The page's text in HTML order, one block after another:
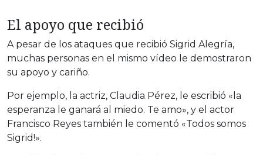
El apoyo que recibió
A pesar de los ataques que recibió Sigrid Alegría,
muchas personas en el mismo vídeo le demostraron
su apoyo y cariño.
Por ejemplo, la actriz, Claudia Pérez, le escribió «la
esperanza le ganará al miedo. Te amo», y el actor
Francisco Reyes también le comentó «Todos somos
Sigrid!».